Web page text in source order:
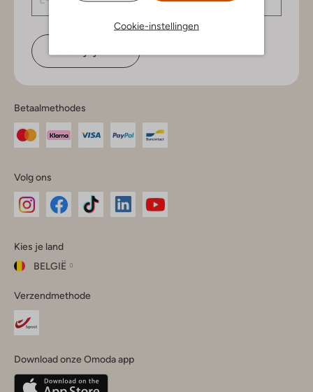
Cookie-instellingen
Betaalmethodes
Volg ons
InstagramFacebook
Kies je land
BELGIË
je
land
Belgique(Français)
Verzendmethode
Download onze Omoda app